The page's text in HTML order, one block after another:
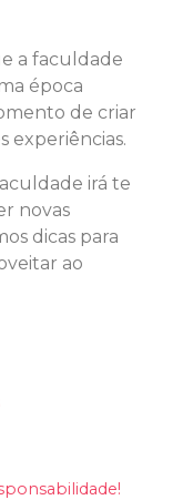
a faculdade
época
de criar
experiências.
irá te
novas
dicas para
ao